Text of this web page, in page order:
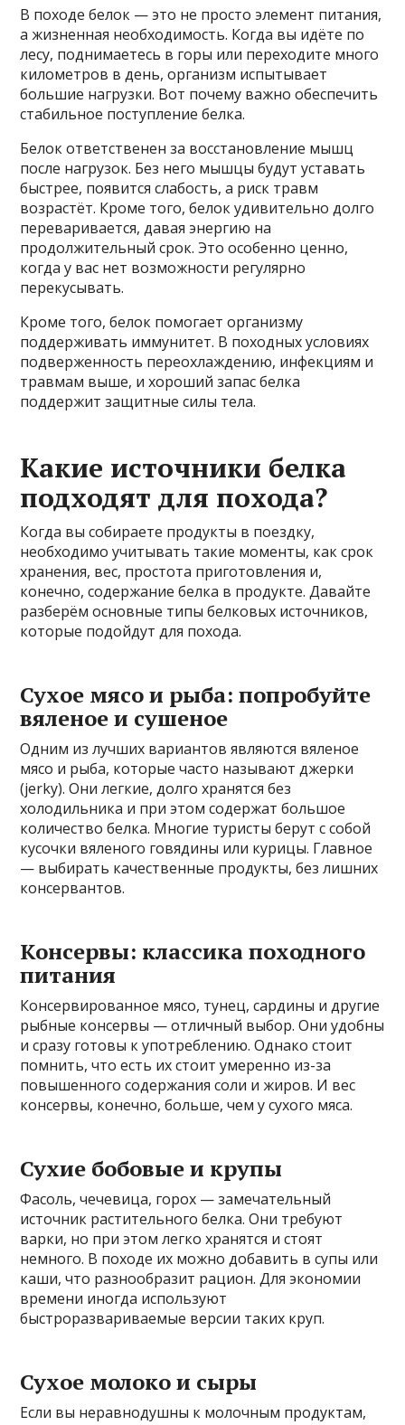
В походе белок — это не просто элемент питания,
а жизненная необходимость. Когда вы идёте по
лесу, поднимаетесь в горы или переходите много
километров в день, организм испытывает
большие нагрузки. Вот почему важно обеспечить
стабильное поступление белка.
Белок ответственен за восстановление мышц
после нагрузок. Без него мышцы будут уставать
быстрее, появится слабость, а риск травм
возрастёт. Кроме того, белок удивительно долго
переваривается, давая энергию на
продолжительный срок. Это особенно ценно,
когда у вас нет возможности регулярно
перекусывать.
Кроме того, белок помогает организму
поддерживать иммунитет. В походных условиях
подверженность переохлаждению, инфекциям и
травмам выше, и хороший запас белка
поддержит защитные силы тела.
Какие источники белка
подходят для похода?
Когда вы собираете продукты в поездку,
необходимо учитывать такие моменты, как срок
хранения, вес, простота приготовления и,
конечно, содержание белка в продукте. Давайте
разберём основные типы белковых источников,
которые подойдут для похода.
Сухое мясо и рыба: попробуйте
вяленое и сушеное
Одним из лучших вариантов являются вяленое
мясо и рыба, которые часто называют джерки
(jerky). Они легкие, долго хранятся без
холодильника и при этом содержат большое
количество белка. Многие туристы берут с собой
кусочки вяленого говядины или курицы. Главное
— выбирать качественные продукты, без лишних
консервантов.
Консервы: классика походного
питания
Консервированное мясо, тунец, сардины и другие
рыбные консервы — отличный выбор. Они удобны
и сразу готовы к употреблению. Однако стоит
помнить, что есть их стоит умеренно из-за
повышенного содержания соли и жиров. И вес
консервы, конечно, больше, чем у сухого мяса.
Сухие бобовые и крупы
Фасоль, чечевица, горох — замечательный
источник растительного белка. Они требуют
варки, но при этом легко хранятся и стоят
немного. В походе их можно добавить в супы или
каши, что разнообразит рацион. Для экономии
времени иногда используют
быстроразвариваемые версии таких круп.
Сухое молоко и сыры
Если вы неравнодушны к молочным продуктам,